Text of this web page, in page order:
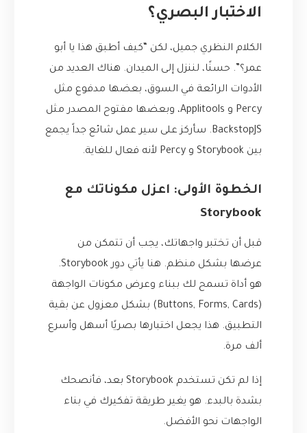
الاختبار البصري؟
الكلام النظري جميل، لكن “كيف أطبق هذا يا أبو
عمر؟”. حسنًا، لننزل إلى الميدان. هناك العديد من
الأدوات الرائعة في السوق، بعضها مدفوع مثل
Percy و Applitools، وبعضها مفتوح المصدر مثل
BackstopJS. سأركز على سير عمل شائع جداً يجمع
بين Storybook و Percy لأنه فعال للغاية.
الخطوة الأولى: اعزل مكوناتك مع
Storybook
قبل أن تختبر واجهاتك، يجب أن تتمكن من
عرضها بشكل منظم. هنا يأتي دورStorybook
.
هو أداة تسمح لك ببناء وعرض مكونات الواجهة
(Buttons, Forms, Cards) بشكل معزول عن بقية
التطبيق. هذا يجعل اختبارها بصريًا أسهل وأسرع
ألف مرة.
إذا لم تكن تستخدم Storybook بعد، فأنصحك
بشدة بالبدء. هو يغير طريقة تفكيرك في بناء
الواجهات نحو الأفضل.